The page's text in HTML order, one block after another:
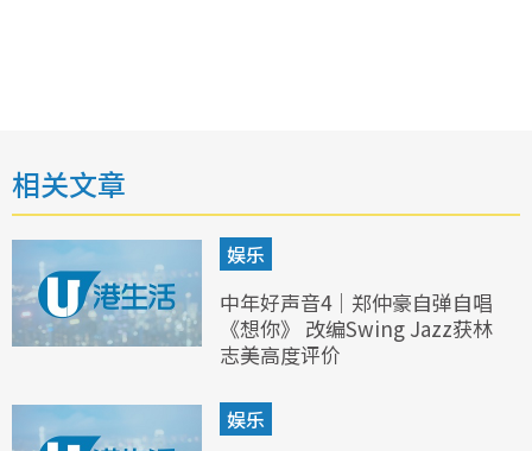
相关文章
娱乐
中年好声音4｜郑仲豪自弹自唱
《想你》 改编Swing Jazz获林
志美高度评价
娱乐